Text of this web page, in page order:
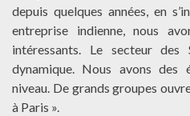
depuis quelques années, en
entreprise indienne, nous
intéressants. Le secteur
dynamique. Nous avons des
niveau. De grands groupes
à Paris ».